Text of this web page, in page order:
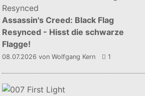
Assassin's Creed: Black Flag
Resynced - Hisst die schwarze
Flagge!
08.07.2026 von Wolfgang Kern 1